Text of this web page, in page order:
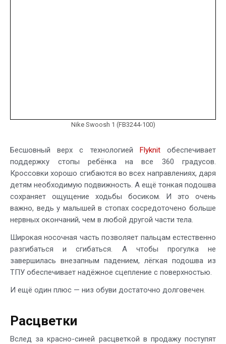
Nike Swoosh 1 (FB3244-100)
Бесшовный верх с технологией Flyknitобеспечивает
поддержку стопы ребёнка на все 360 градусов.
Кроссовки хорошо сгибаются во всех направлениях, даря
детям необходимую подвижность. А ещё тонкая подошва
сохраняет ощущение ходьбы босиком. И это очень
важно, ведь у малышей в стопах сосредоточено больше
нервных окончаний, чем в любой другой части тела.
Широкая носочная часть позволяет пальцам естественно
разгибаться и сгибаться. А чтобы прогулка не
завершилась внезапным падением, лёгкая подошва из
ТПУ обеспечивает надёжное сцепление с поверхностью.
И ещё один плюс — низ обуви достаточно долговечен.
Расцветки
Вслед за красно-синей расцветкой в продажу поступят